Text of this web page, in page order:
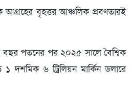
আগ্রহের বৃহত্তর আঞ্চলিক প্রবণতারই
বছর পতনের পর ২০২৫ সালে বৈশ্বিক
৬ ট্রিলিয়ন মার্কিন ডলারে